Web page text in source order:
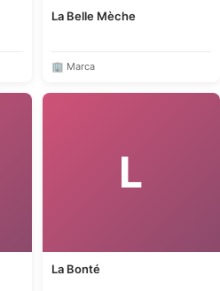
La Belle Mèche
🏢 Marca
L
La Bonté